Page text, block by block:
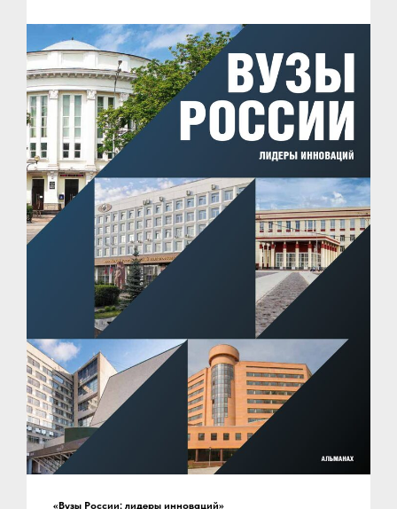
«Вузы России: лидеры инноваций»